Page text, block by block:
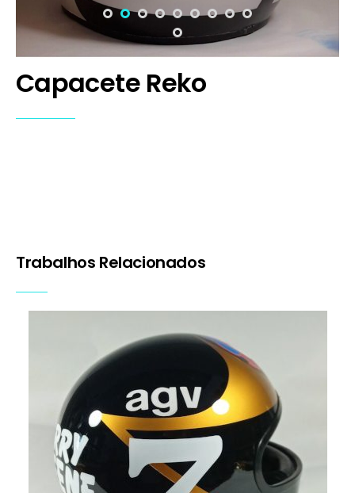
Capacete Reko
Capacete Barry Sheene
Capacetes Motos Pinturas